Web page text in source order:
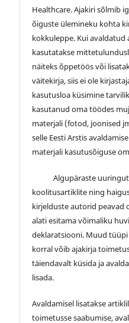
Healthcare. Ajakiri sõlmib
õiguste ülemineku kohta
kokkuleppe. Kui
kasutatakse
näiteks õppetöös või
väitekirja, siis ei ole
kasutusloa küsimine
kasutanud oma töödes
materjali (fotod, joonised
selle Eesti Arstis
materjali kasutusõiguse
Algupäraste
koolitusartiklite ning
kirjelduste autorid peavad
alati esitama võimaliku
deklaratsiooni. Muud
korral võib ajakirja
täiendavalt küsida ja
lisada.
Avaldamisel lisatakse
toimetusse saabumise,